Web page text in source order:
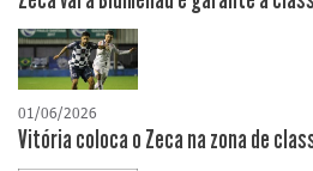
01/06/2026
Vitória coloca o Zeca na zona de